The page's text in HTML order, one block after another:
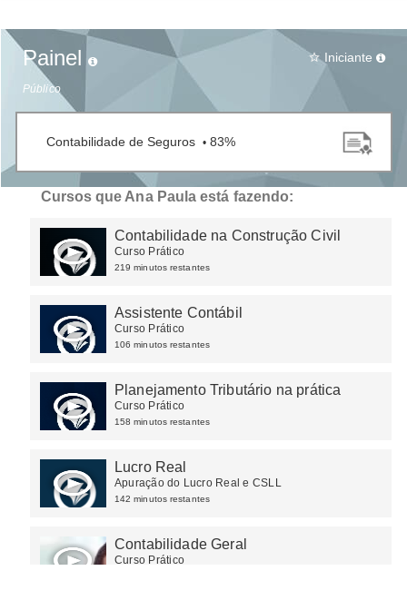
Painel
Público
star_border Iniciante
Contabilidade de Seguros • 83%
Cursos que Ana Paula está fazendo:
Contabilidade na Construção Civil
Curso Prático
219 minutos restantes
Assistente Contábil
Curso Prático
106 minutos restantes
Planejamento Tributário na prática
Curso Prático
158 minutos restantes
Lucro Real
Apuração do Lucro Real e CSLL
142 minutos restantes
Contabilidade Geral
Curso Prático